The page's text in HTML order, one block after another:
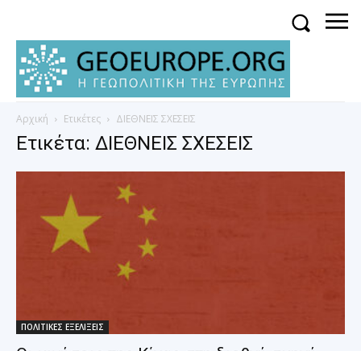
Αρχική Ετικέτες ΔΙΕΘΝΕΙΣ ΣΧΕΣΕΙΣ
Ετικέτα: ΔΙΕΘΝΕΙΣ ΣΧΕΣΕΙΣ
ΠΟΛΙΤΙΚΕΣ ΕΞΕΛΙΞΕΙΣ